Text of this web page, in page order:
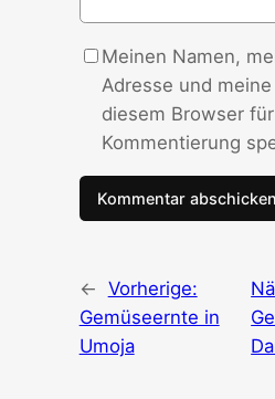
Meinen Namen,
Adresse und
diesem Browser
Kommentierung
← Vorherige:
Gemüseernte in
Umoja